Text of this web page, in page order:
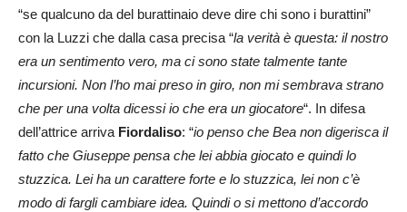
“se qualcuno da del burattinaio deve dire chi sono i burattini”
con la Luzzi che dalla casa precisa “la verità è questa: il nostro
era un sentimento vero, ma ci sono state talmente tante
incursioni. Non l’ho mai preso in giro, non mi sembrava strano
che per una volta dicessi io che era un giocatore“. In difesa
dell’attrice arriva Fiordaliso: “io penso che Bea non digerisca il
fatto che Giuseppe pensa che lei abbia giocato e quindi lo
stuzzica. Lei ha un carattere forte e lo stuzzica, lei non c’è
modo di fargli cambiare idea. Quindi o si mettono d’accordo